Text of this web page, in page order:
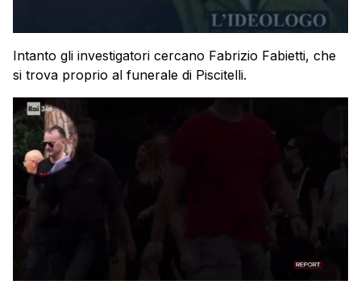
Intanto gli investigatori cercano Fabrizio Fabietti, che
si trova proprio al funerale di Piscitelli.